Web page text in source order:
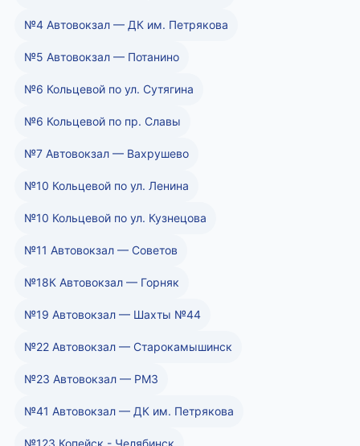
№4 Автовокзал — ДК им. Петрякова
№5 Автовокзал — Потанино
№6 Кольцевой по ул. Сутягина
№6 Кольцевой по пр. Славы
№7 Автовокзал — Вахрушево
№10 Кольцевой по ул. Ленина
№10 Кольцевой по ул. Кузнецова
№11 Автовокзал — Советов
№18К Автовокзал — Горняк
№19 Автовокзал — Шахты №44
№22 Автовокзал — Старокамышинск
№23 Автовокзал — РМЗ
№41 Автовокзал — ДК им. Петрякова
№123 Копейск - Челябинск